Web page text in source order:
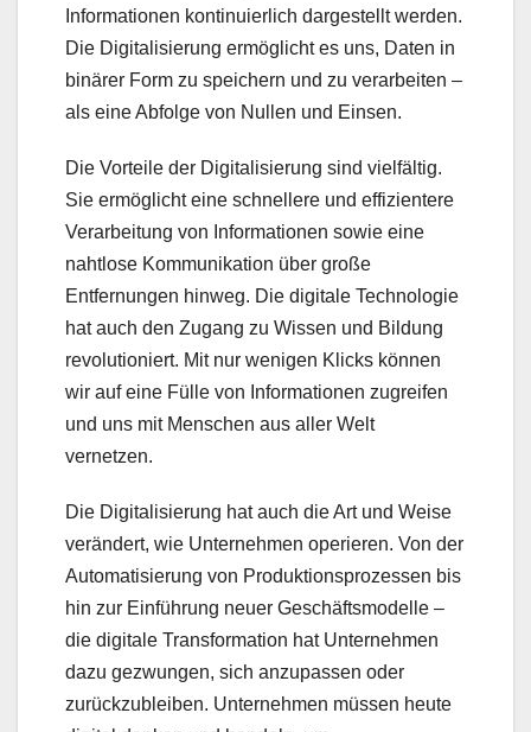
Informationen kontinuierlich dargestellt werden.
Die Digitalisierung ermöglicht es uns, Daten in
binärer Form zu speichern und zu verarbeiten –
als eine Abfolge von Nullen und Einsen.
Die Vorteile der Digitalisierung sind vielfältig.
Sie ermöglicht eine schnellere und effizientere
Verarbeitung von Informationen sowie eine
nahtlose Kommunikation über große
Entfernungen hinweg. Die digitale Technologie
hat auch den Zugang zu Wissen und Bildung
revolutioniert. Mit nur wenigen Klicks können
wir auf eine Fülle von Informationen zugreifen
und uns mit Menschen aus aller Welt
vernetzen.
Die Digitalisierung hat auch die Art und Weise
verändert, wie Unternehmen operieren. Von der
Automatisierung von Produktionsprozessen bis
hin zur Einführung neuer Geschäftsmodelle –
die digitale Transformation hat Unternehmen
dazu gezwungen, sich anzupassen oder
zurückzubleiben. Unternehmen müssen heute